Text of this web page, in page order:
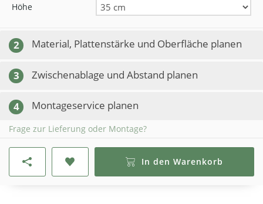
Höhe
2 Material, Plattenstärke und Oberfläche planen
3 Zwischenablage und Abstand planen
4 Montageservice planen
Frage zur Lieferung oder Montage?
In den Warenkorb